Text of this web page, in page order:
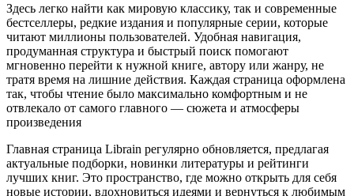
Здесь легко найти как мировую классику, так и современные
бестселлеры, редкие издания и популярные серии, которые
читают миллионы пользователей. Удобная навигация,
продуманная структура и быстрый поиск помогают
мгновенно перейти к нужной книге, автору или жанру, не
тратя время на лишние действия. Каждая страница оформлена
так, чтобы чтение было максимально комфортным и не
отвлекало от самого главного — сюжета и атмосферы
произведения
Главная страница Librain регулярно обновляется, предлагая
актуальные подборки, новинки литературы и рейтинги
лучших книг. Это пространство, где можно открыть для себя
новые истории, вдохновиться идеями и вернуться к любимым